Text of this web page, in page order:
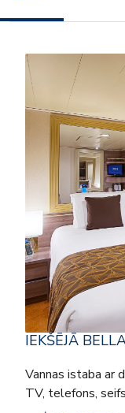
IEKŠĒJĀ
Vannas istaba ar
TV, telefons,